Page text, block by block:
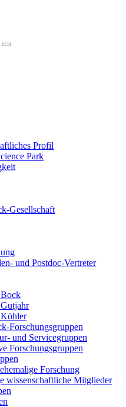
Profil
Park
Gesellschaft
und Postdoc-Vertreter
Forschungsgruppen
und Servicegruppen
Forschungsgruppen
Forschung
wissenschaftliche Mitglieder